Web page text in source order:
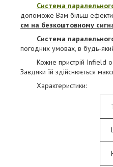
Система
допоможе Вам більш
см на безкоштовному
Система
погодних умовах, в будь-
Кожне пристрій Infield
Завдяки їй здійснюється
Характеристики: